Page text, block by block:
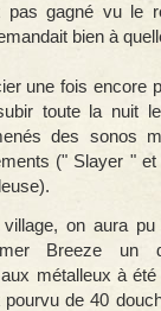
pas gagné vu le
bien à
une fois encore
toute la nuit
des sonos
(" Slayer "
on aura pu
Breeze un
métalleux à
de 40